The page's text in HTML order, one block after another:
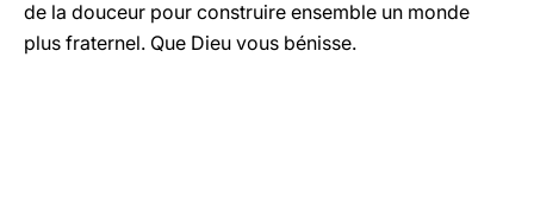
de la douceur pour construire ensemble un monde
plus fraternel. Que Dieu vous bénisse.